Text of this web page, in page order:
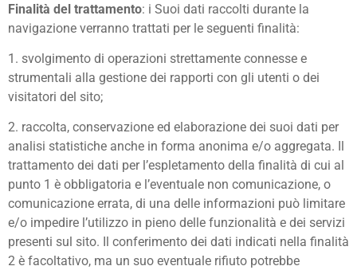
Finalità del trattamento: i Suoi dati raccolti durante la
navigazione verranno trattati per le seguenti finalità:
1. svolgimento di operazioni strettamente connesse e
strumentali alla gestione dei rapporti con gli utenti o dei
visitatori del sito;
2. raccolta, conservazione ed elaborazione dei suoi dati per
analisi statistiche anche in forma anonima e/o aggregata. Il
trattamento dei dati per l’espletamento della finalità di cui al
punto 1 è obbligatoria e l’eventuale non comunicazione, o
comunicazione errata, di una delle informazioni può limitare
e/o impedire l’utilizzo in pieno delle funzionalità e dei servizi
presenti sul sito. Il conferimento dei dati indicati nella finalità
2 è facoltativo, ma un suo eventuale rifiuto potrebbe